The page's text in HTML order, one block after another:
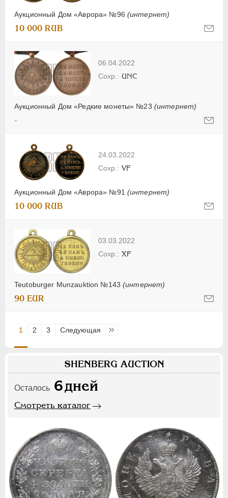
Аукционный Дом «Аврора» №96 (интернет)
10 000 RUB
06.04.2022
Аукционный Дом «Редкие монеты» №23 (интернет)
UNC
-
24.03.2022
Аукционный Дом «Аврора» №91 (интернет)
VF
10 000 RUB
03.03.2022
Teutoburger Munzauktion №143(интернет)
XF
90 EUR
1 2 3 Следующая Последняя
SHENBERG AUCTION
Осталось 6дней
Смотреть каталог